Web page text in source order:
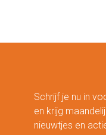
Schrijf je nu in
en krijg
nieuwtjes en